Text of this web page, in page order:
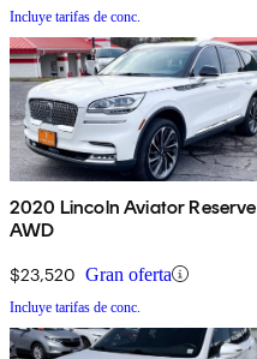
Incluye tarifas de conc.
2020 Lincoln Aviator Reserve
AWD
$23,520 Gran oferta
Incluye tarifas de conc.